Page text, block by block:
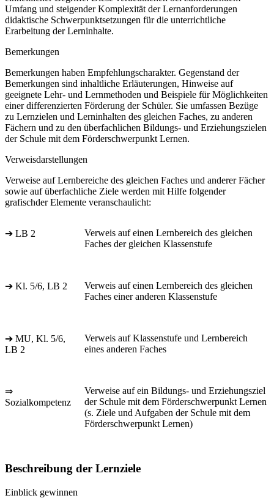
Umfang und steigender Komplexität der Lernanforderungen
didaktische Schwerpunktsetzungen für die unterrichtliche
Erarbeitung der Lerninhalte.
Bemerkungen
Bemerkungen haben Empfehlungscharakter. Gegenstand der
Bemerkungen sind inhaltliche Erläuterungen, Hinweise auf
geeignete Lehr- und Lernmethoden und Beispiele für Möglichkeiten
einer differenzierten Förderung der Schüler. Sie umfassen Bezüge
zu Lernzielen und Lerninhalten des gleichen Faches, zu anderen
Fächern und zu den überfachlichen Bildungs- und Erziehungszielen
der Schule mit dem Förderschwerpunkt Lernen.
Verweisdarstellungen
Verweise auf Lernbereiche des gleichen Faches und anderer Fächer
sowie auf überfachliche Ziele werden mit Hilfe folgender
grafischder Elemente veranschaulicht:
➔ LB 2
Verweis auf einen Lernbereich des gleichen
Faches der gleichen Klassenstufe
➔ Kl. 5/6, LB 2
Verweis auf einen Lernbereich des gleichen
Faches einer anderen Klassenstufe
➔ MU, Kl. 5/6,
LB 2
Verweis auf Klassenstufe und Lernbereich
eines anderen Faches
⇒
Sozialkompetenz
Verweise auf ein Bildungs- und Erziehungsziel
der Schule mit dem Förderschwerpunkt Lernen
(s. Ziele und Aufgaben der Schule mit dem
Förderschwerpunkt Lernen)
Beschreibung der Lernziele
Einblick gewinnen